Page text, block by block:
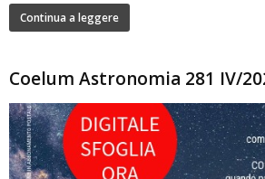
Continua a leggere
Coelum Astronomia 281 IV/